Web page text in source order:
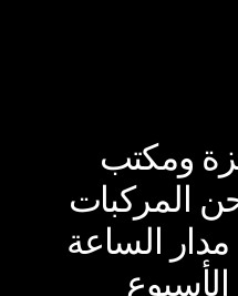
ومكتب
المركبات
مدار الساعة